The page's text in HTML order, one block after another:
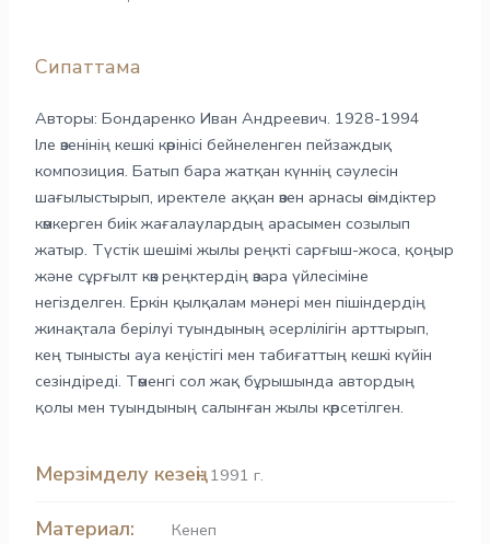
Сипаттама
Авторы: Бондаренко Иван Андреевич. 1928-1994
Іле өзенінің кешкі көрінісі бейнеленген пейзаждық
композиция. Батып бара жатқан күннің сәулесін
шағылыстырып, иректеле аққан өзен арнасы өсімдіктер
көмкерген биік жағалаулардың арасымен созылып
жатыр. Түстік шешімі жылы реңкті сарғыш-жоса, қоңыр
және сұрғылт көк реңктердің өзара үйлесіміне
негізделген. Еркін қылқалам мәнері мен пішіндердің
жинақтала берілуі туындының әсерлілігін арттырып,
кең тынысты ауа кеңістігі мен табиғаттың кешкі күйін
сезіндіреді. Төменгі сол жақ бұрышында автордың
қолы мен туындының салынған жылы көрсетілген.
Мерзімделу кезеңі: 1991 г.
Материал: Кенеп